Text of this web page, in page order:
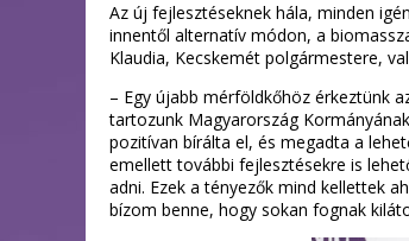
Az új fejlesztéseknek hála, minden
innentől alternatív módon, a
Klaudia, Kecskemét polgármestere,
– Egy újabb mérföldkőhöz érkeztünk
tartozunk Magyarország
pozitívan bírálta el, és megadta a
emellett további fejlesztésekre is
adni. Ezek a tényezők mind kellettek
bízom benne, hogy sokan fognak